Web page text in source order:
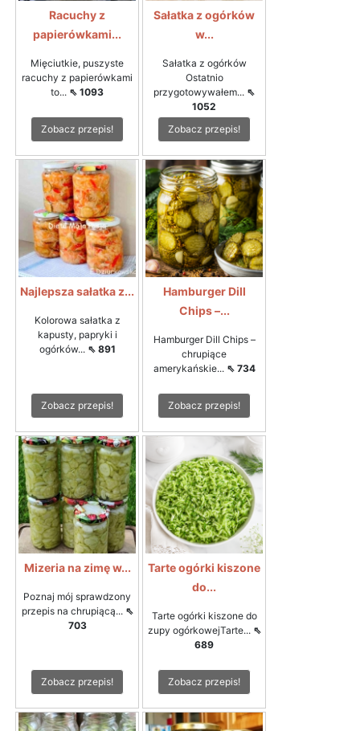
Racuchy z
papierówkami...
Mięciutkie, puszyste
racuchy z papierówkami
to... ⇖ 1093
Zobacz przepis!
Sałatka z ogórków
w...
Sałatka z ogórków
Ostatnio
przygotowywałem... ⇖
1052
Zobacz przepis!
Najlepsza sałatka z...
Kolorowa sałatka z
kapusty, papryki i
ogórków... ⇖ 891
Zobacz przepis!
Hamburger Dill
Chips –...
Hamburger Dill Chips –
chrupiące
amerykańskie... ⇖ 734
Zobacz przepis!
Mizeria na zimę w...
Poznaj mój sprawdzony
przepis na chrupiącą... ⇖
703
Zobacz przepis!
Tarte ogórki kiszone
do...
Tarte ogórki kiszone do
zupy ogórkowejTarte... ⇖
689
Zobacz przepis!